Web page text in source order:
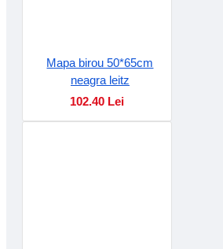
Mapa birou 50*65cm
neagra leitz
102.40 Lei